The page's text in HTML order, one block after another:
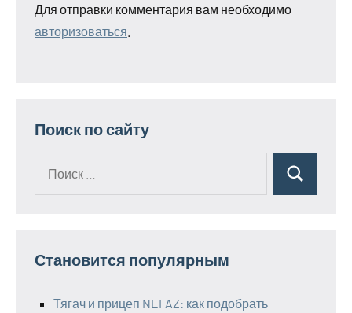
Для отправки комментария вам необходимо
авторизоваться
Поиск по сайту
Поиск
Становится популярным
Тягач и прицеп NEFAZ: как подобрать